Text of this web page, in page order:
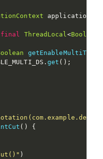
final ThreadLocal <Boolean
.get ( ) ;
( )
{
)